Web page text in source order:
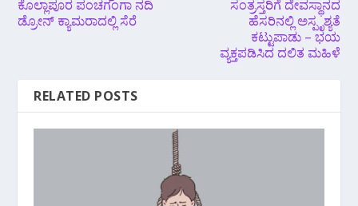
ಕೊಲ್ಲಾಪೂರ ಪಂಚಗಂಗಾ ನದಿ
ಡ್ರೋನ್ ಕ್ಯಾಮರಾದಲ್ಲಿ ಸೆರೆ
ಸಂತ್ರಸ್ತರಿಗೆ ದೇವಸ್ಥಾನದ
ಹೆಸರಿನಲ್ಲಿ ಅಸ್ಪೃಶ್ಯತೆ
ಕಟ್ಟುಪಾಡು – ಭಯ
ವ್ಯಕ್ತಪಡಿಸಿದ ದಲಿತ ಮಹಿಳೆ
RELATED POSTS